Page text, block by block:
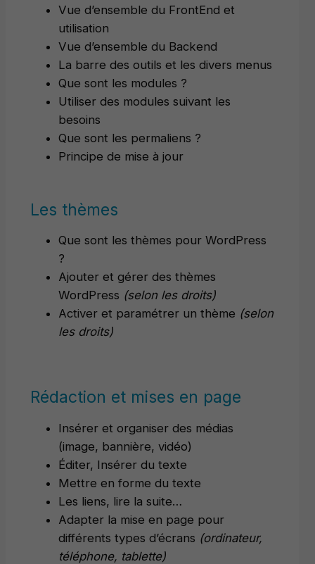
Vue d’ensemble du FrontEnd et
utilisation
Vue d’ensemble du Backend
La barre des outils et les divers menus
Que sont les modules ?
Utiliser des modules suivant les
besoins
Que sont les permaliens ?
Principe de mise à jour
Les thèmes
Que sont les thèmes pour WordPress
?
Ajouter et gérer des thèmes
WordPress (selon les droits)
Activer et paramétrer un thème (selon
les droits)
Rédaction et mises en page
Insérer et organiser des médias
(image, bannière, vidéo)
Éditer, Insérer du texte
Mettre en forme du texte
Les liens, lire la suite…
Adapter la mise en page pour
différents types d’écrans (ordinateur,
téléphone, tablette)